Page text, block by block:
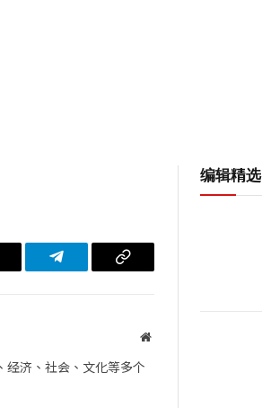
Telegram 复
网
经济、社会、文化等多个
编辑精选